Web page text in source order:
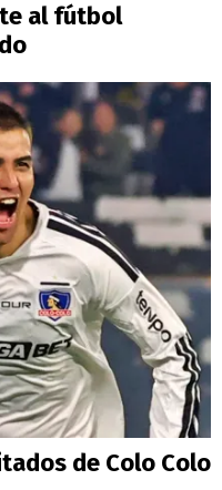
al fútbol
de Colo Colo